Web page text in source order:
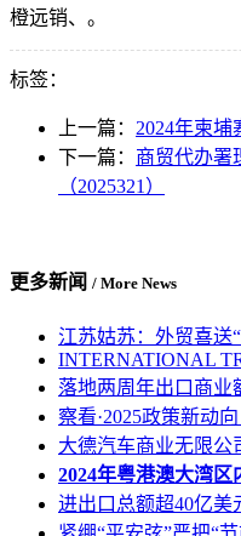
橙远销、。
标签：
上一篇： 2024年柬
下一篇： 商贸代办署
（2025321）
更多新闻 / More News
江苏姑苏：外贸喜送
INTERNATIONAL
落地两周年出口商业
察看·2025政策新动
大德汽车商业无限公
2024年粤港澳大湾区
进出口总额超40亿美